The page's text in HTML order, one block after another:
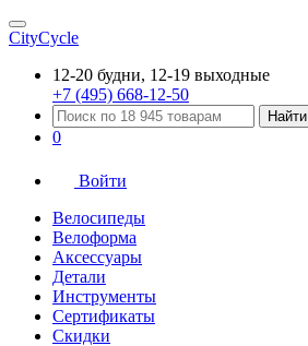
CityCycle
12-20 будни, 12-19 выходные
+7 (495) 668-12-50
Найти
0
Войти
Велосипеды
Велоформа
Аксессуары
Детали
Инструменты
Сертификаты
Скидки